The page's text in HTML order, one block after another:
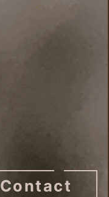
Contact